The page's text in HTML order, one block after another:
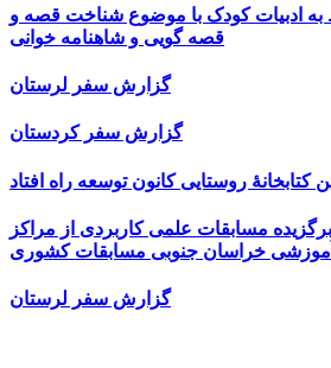
به ادبیات کودک با موضوع شناخت قصه و
قصه گویی و شاهنامه خوانی
گزارش سفر لرستان
گزارش سفر کردستان
کتابخانۀ روستایی کانون توسعه راه افتاد
مسابقات علمی کاربردی از مراکز
آموزشی خراسان جنوبی مسابقات کشوری
گزارش سفر لرستان